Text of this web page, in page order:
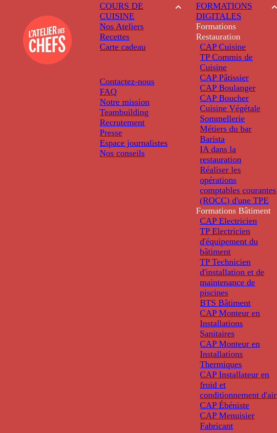
COURS DE
CUISINE
Nos Ateliers
Recettes
Carte cadeau
Contactez-nous
FAQ
Notre mission
Teambuilding
Recrutement
Presse
Espace journalistes
Nos conseils
FORMATIONS
DIGITALES
Formations
Restauration
CAP Cuisine
TP Commis de
Cuisine
CAP Pâtissier
CAP Boulanger
CAP Boucher
Cuisine Végétale
Sommellerie
Métiers du bar
Barista
IA dans la
restauration
Réaliser les
opérations
comptables courantes
(ROCC) d'une TPE
Formations Bâtiment
CAP Electricien
TP Electricien
d'équipement du
bâtiment
TP Technicien
d'installation et de
maintenance de
piscines
BTS Bâtiment
CAP Monteur en
Installations
Sanitaires
CAP Monteur en
Installations
Thermiques
CAP Installateur en
froid et
conditionnement d'air
CAP Ébéniste
CAP Menuisier
Fabricant